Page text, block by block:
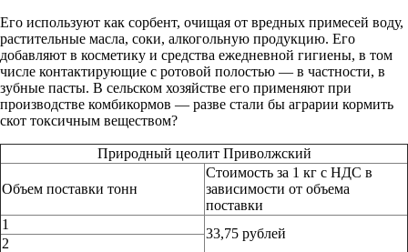
Его используют как сорбент, очищая от вредных примесей воду,
растительные масла, соки, алкогольную продукцию. Его
добавляют в косметику и средства ежедневной гигиены, в том
числе контактирующие с ротовой полостью — в частности, в
зубные пасты. В сельском хозяйстве его применяют при
производстве комбикормов — разве стали бы аграрии кормить
скот токсичным веществом?
Природный цеолит Приволжский
Объем поставки тонн
Стоимость за 1 кг с НДС в
зависимости от объема
поставки
1
33,75 рублей
2